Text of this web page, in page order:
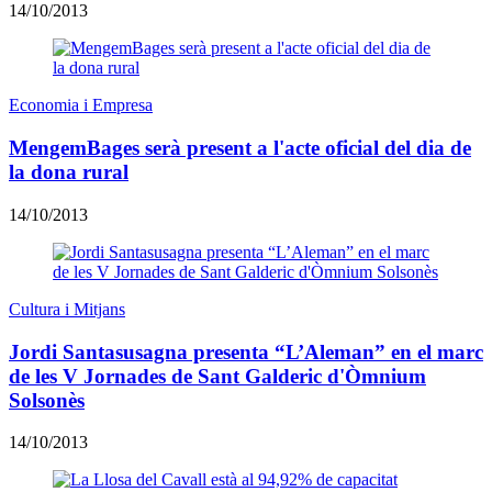
14/10/2013
Economia i Empresa
MengemBages serà present a l'acte oficial del dia de
la dona rural
14/10/2013
Cultura i Mitjans
Jordi Santasusagna presenta “L’Aleman” en el marc
de les V Jornades de Sant Galderic d'Òmnium
Solsonès
14/10/2013